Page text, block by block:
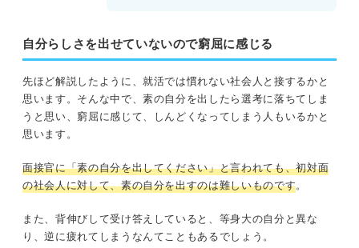
自分らしさを出せていないので窮屈に感じる
先ほど解説したように、就活では慣れない社会人と接するかと
思います。そんな中で、素の自分を出したら選考に落ちてしま
うと思い、窮屈に感じて、しんどくなってしまう人もいるかと
思います。
面接官に「素の自分を出してください」と言われても、初対面
の社会人に対して、素の自分を出すのは難しいものです。
また、背伸びして受け答えしていると、等身大の自分と異な
り、逆に疲れてしまうなんてこともあるでしょう。